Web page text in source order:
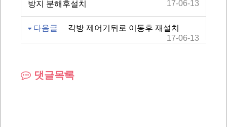
방지 분해후설치
17-06-13
다음글
각방 제어기뒤로 이동후 재설치
17-06-13
댓글목록